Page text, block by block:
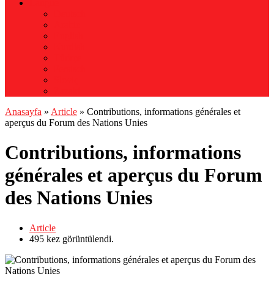
Anasayfa » Article » Contributions, informations générales et
aperçus du Forum des Nations Unies
Contributions, informations
générales et aperçus du Forum
des Nations Unies
Article
495 kez görüntülendi.